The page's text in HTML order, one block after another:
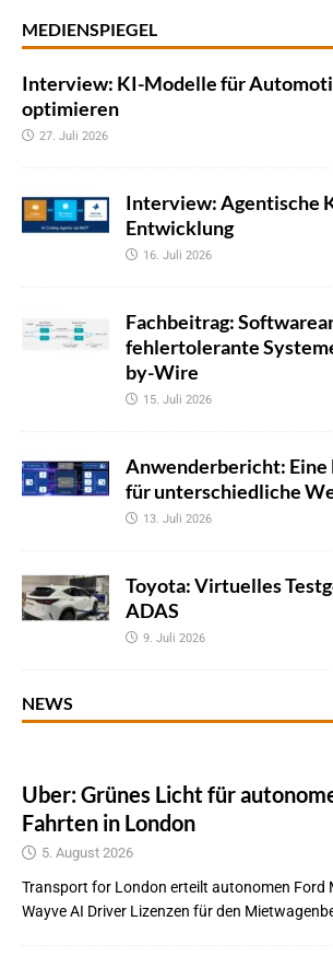
MEDIENSPIEGEL
Interview: KI-Modelle für
optimieren
27. Juli 2026
Interview: Agentische
Entwicklung
16. Juli 2026
Fachbeitrag:
fehlertolerante
by-Wire
15. Juli 2026
Anwenderbericht:
für unterschiedliche
13. Juli 2026
Toyota: Virtuelles
ADAS
9. Juli 2026
NEWS
Uber: Grünes Licht für
Fahrten in London
5. August 2026
Transport for London erteilt autonomen Ford
Wayve AI Driver Lizenzen für den